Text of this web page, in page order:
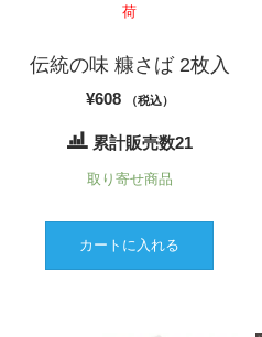
荷
伝統の味 糠さば 2枚入
¥608 （税込）
累計販売数21
取り寄せ商品
カートに入れる